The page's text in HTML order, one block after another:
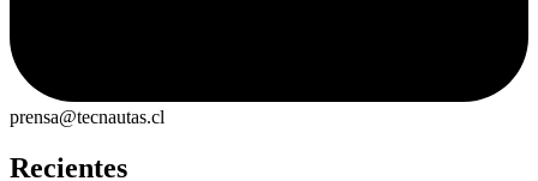
prensa@tecnautas.cl
Recientes